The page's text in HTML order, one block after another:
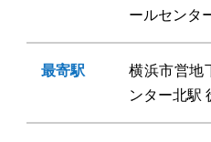
ールセンタ
最寄駅
横浜市営地
ンター北駅